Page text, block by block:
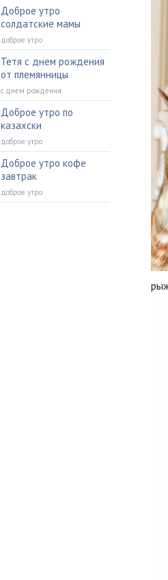
Доброе утро
солдатские мамы
доброе утро
Тетя с днем рождения
от племянницы
с днем рождения
Доброе утро по
казахски
доброе утро
Доброе утро кофе
завтрак
доброе утро